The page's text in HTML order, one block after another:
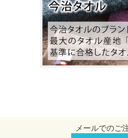
メールでのご